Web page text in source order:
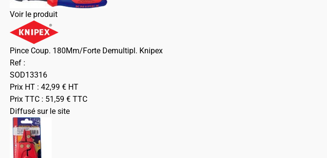
Voir le produit
Pince Coup. 180Mm/Forte Demultipl. Knipex
Ref :
SOD13316
Prix HT : 42,99 € HT
Prix TTC : 51,59 € TTC
Diffusé sur le site